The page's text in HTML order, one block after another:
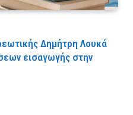
Δημήτρη Λουκά
εισαγωγής στην